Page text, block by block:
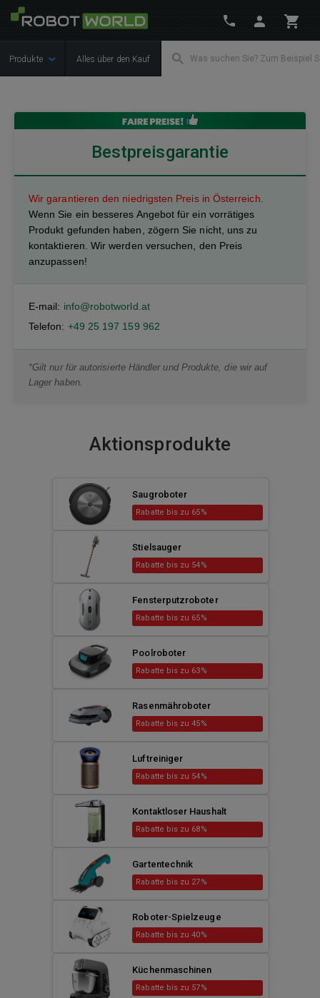
Produkte Alles über den Kauf
Bestpreisgarantie
Wir garantieren den niedrigsten Preis in Österreich
Wenn Sie ein besseres Angebot für ein vorrätiges
Produkt gefunden haben, zögern Sie nicht, uns zu
kontaktieren. Wir werden versuchen, den Preis
anzupassen!
E-mail: info@robotworld.at
Telefon: +49 25 197 159 962
*Gilt nur für autorisierte Händler und Produkte, die wir auf
Lager haben.
Aktionsprodukte
Saugroboter
Rabatte bis zu 65%
Stielsauger
Rabatte bis zu 54%
Fensterputzroboter
Rabatte bis zu 65%
Poolroboter
Rabatte bis zu 63%
Rasenmähroboter
Rabatte bis zu 45%
Luftreiniger
Rabatte bis zu 54%
Kontaktloser Haushalt
Rabatte bis zu 68%
Gartentechnik
Rabatte bis zu 27%
Roboter-Spielzeuge
Rabatte bis zu 40%
Küchenmaschinen
Rabatte bis zu 57%